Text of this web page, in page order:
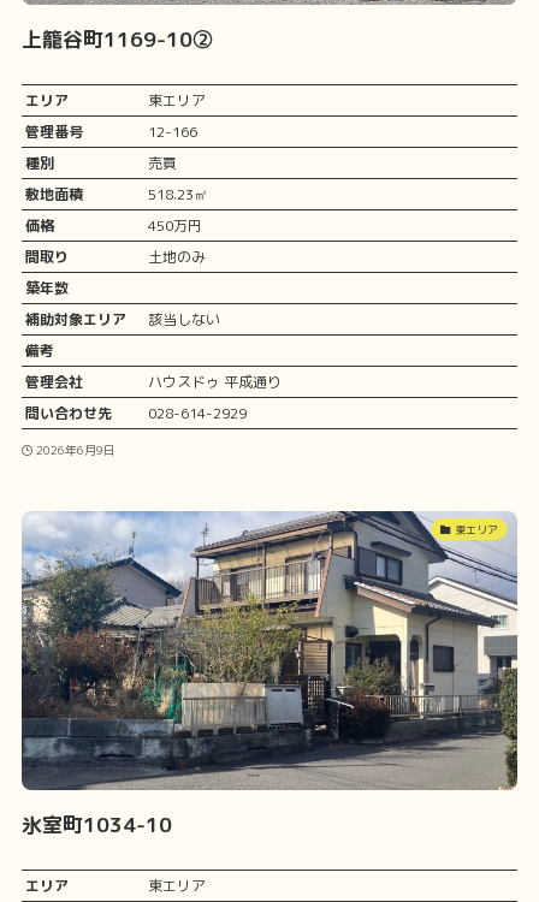
上籠谷町1169-10②
エリア
東エリア
管理番号
12-166
種別
売買
敷地面積
518.23㎡
価格
450万円
間取り
土地のみ
築年数
補助対象エリア
該当しない
備考
管理会社
ハウスドゥ 平成通り
問い合わせ先
028-614-2929
2026年6月9日
東エリア
氷室町1034-10
エリア
東エリア